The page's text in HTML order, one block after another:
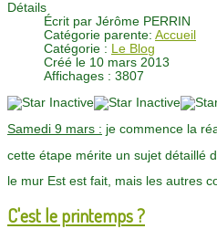
Détails
Écrit par Jérôme PERRIN
Catégorie parente: Accueil
Catégorie : Le Blog
Créé le 10 mars 2013
Affichages : 3807
Samedi 9 mars : je commence la
cette étape mérite un sujet détaillé
le mur Est est fait, mais les autres
C'est le printemps ?